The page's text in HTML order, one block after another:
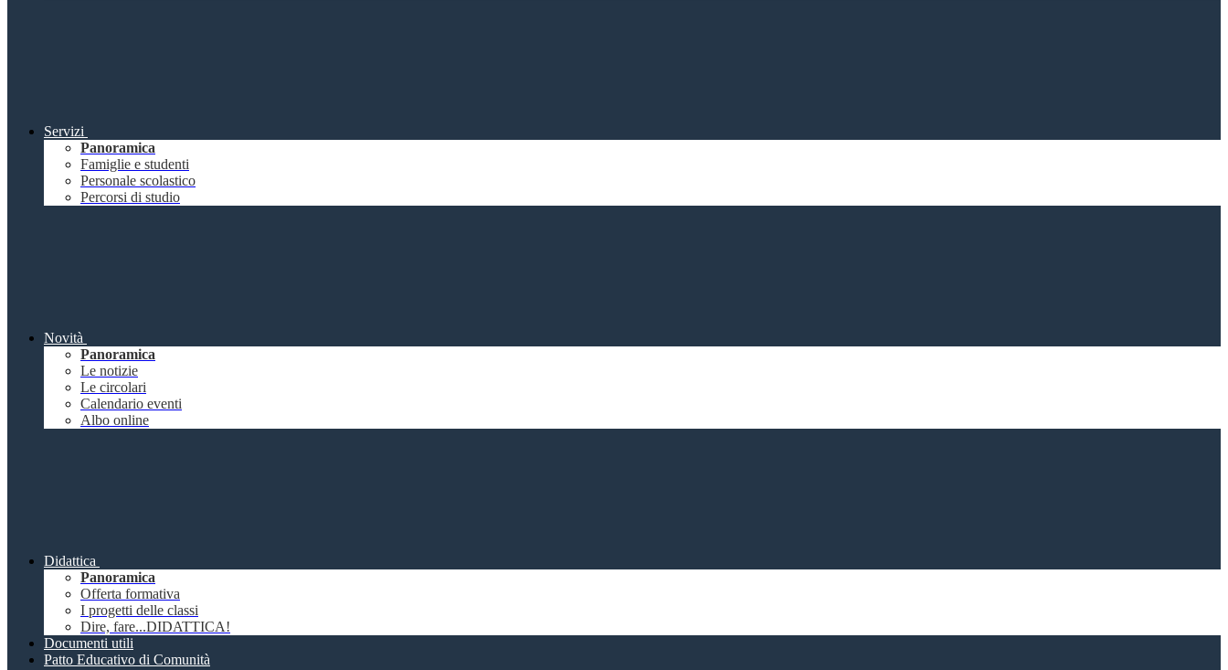
Servizi
Panoramica
Famiglie e studenti
Personale scolastico
Percorsi di studio
Novità
Panoramica
Le notizie
Le circolari
Calendario eventi
Albo online
Didattica
Panoramica
Offerta formativa
I progetti delle classi
Dire, fare...DIDATTICA!
Documenti utili
Patto Educativo di Comunità